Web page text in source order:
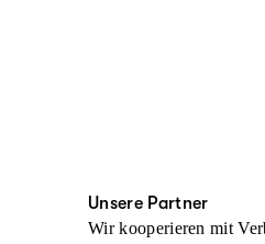
Unsere Partner
Wir kooperieren mit